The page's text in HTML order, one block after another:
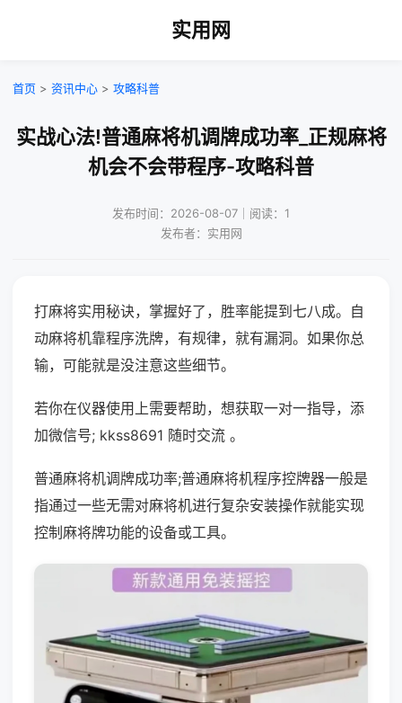
实用网
首页 > 资讯中心 > 攻略科普
实战心法!普通麻将机调牌成功率_正规麻将
机会不会带程序-攻略科普
发布时间：2026-08-07｜阅读：1
发布者：实用网
打麻将实用秘诀，掌握好了，胜率能提到七八成。自
动麻将机靠程序洗牌，有规律，就有漏洞。如果你总
输，可能就是没注意这些细节。
若你在仪器使用上需要帮助，想获取一对一指导，添
加微信号; kkss8691 随时交流 。
普通麻将机调牌成功率;普通麻将机程序控牌器一般是
指通过一些无需对麻将机进行复杂安装操作就能实现
控制麻将牌功能的设备或工具。